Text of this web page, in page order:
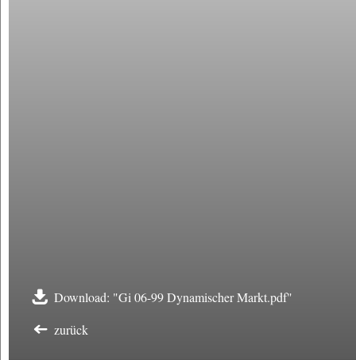
Download: "Gi 06-99 Dynamischer Markt.pdf"
zurück